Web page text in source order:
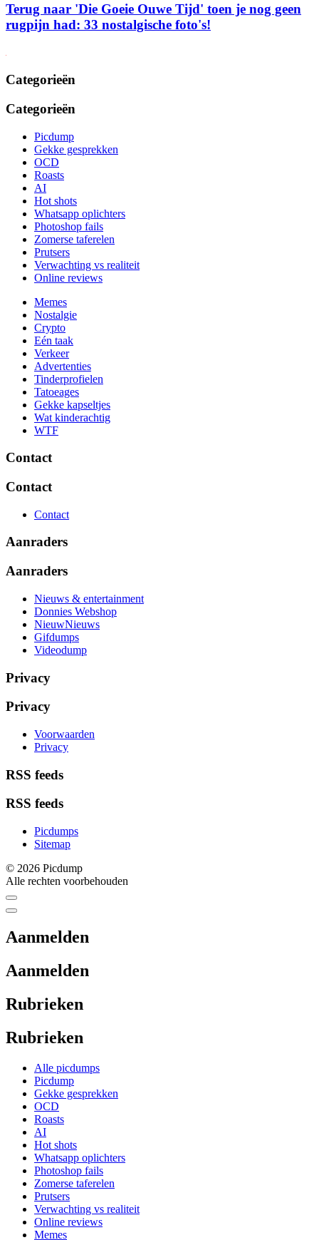
Terug naar 'Die Goeie Ouwe Tijd' toen je nog geen
rugpijn had: 33 nostalgische foto's!
Categorieën
Categorieën
Picdump
Gekke gesprekken
OCD
Roasts
AI
Hot shots
Whatsapp oplichters
Photoshop fails
Zomerse taferelen
Prutsers
Verwachting vs realiteit
Online reviews
Memes
Nostalgie
Crypto
Eén taak
Verkeer
Advertenties
Tinderprofielen
Tatoeages
Gekke kapseltjes
Wat kinderachtig
WTF
Contact
Contact
Contact
Aanraders
Aanraders
Nieuws & entertainment
Donnies Webshop
NieuwNieuws
Gifdumps
Videodump
Privacy
Privacy
Voorwaarden
Privacy
RSS feeds
RSS feeds
Picdumps
Sitemap
© 2026 Picdump
Alle rechten voorbehouden
Aanmelden
Aanmelden
Rubrieken
Rubrieken
Alle picdumps
Picdump
Gekke gesprekken
OCD
Roasts
AI
Hot shots
Whatsapp oplichters
Photoshop fails
Zomerse taferelen
Prutsers
Verwachting vs realiteit
Online reviews
Memes